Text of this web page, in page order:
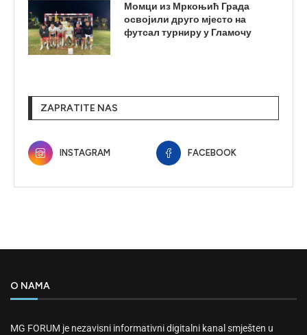
Момци из Мркоњић Града
освојили друго мјесто на
футсал турниру у Гламочу
ZAPRATITE NAS
INSTAGRAM FACEBOOK
O NAMA
MG FORUM je nezavisni informativni digitalni kanal smješten u